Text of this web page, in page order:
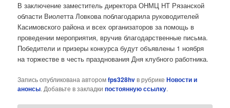
В заключение заместитель директора ОНМЦ НТ Рязанской
области Виолетта Ловкова поблагодарила руководителей
Касимовского района и всех организаторов за помощь в
проведении мероприятия, вручив благодарственные письма.
Победители и призеры конкурса будут объявлены 1 ноября
на торжестве в честь празднования Дня клубного работника.
Запись опубликована авторомfps328hvв рубрикеНовости и
анонсы. Добавьте в закладкипостоянную ссылку.